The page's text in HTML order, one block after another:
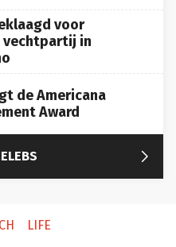
voor
vechtpartij in
de Americana
Award

LIFE